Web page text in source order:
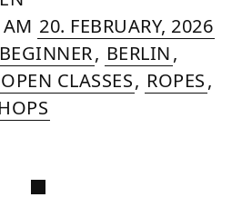
VON
AUTORIN
DASNIYA
SOMMER
AM 20. FEBRUARY, 2026»22.
BEGINNER, BERLIN,
OPEN CLASSES, ROPES,